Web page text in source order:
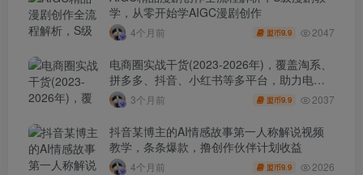
学，从零开始学AIGC漫剧创作
4个月前 盟币9.9 2047
电商圈实战干货(2023-2026年)，覆盖淘系、
拼多多、抖音、小红书等多平台，助力电商
人避开坑、提效率、稳盈利(更新4月)
3个月前 盟币9.9 2037
抖音某博主的AI情感故事第一人称解说视频
教学，条条爆款，撸创作伙伴计划收益
4个月前 盟币9.9 2026